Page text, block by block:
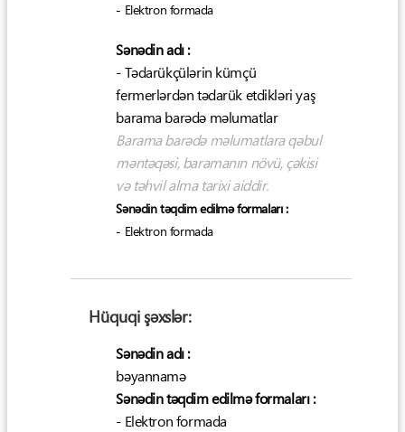
- Elektron formada
Sənədin adı :
- Tədarükçülərin kümçü
fermerlərdən tədarük etdikləri yaş
barama barədə məlumatlar
Barama barədə məlumatlara qəbul
məntəqəsi, baramanın növü, çəkisi
və təhvil alma tarixi aiddir.
Sənədin təqdim edilmə formaları :
- Elektron formada
Hüquqi şəxslər:
Sənədin adı :
bəyannamə
Sənədin təqdim edilmə formaları :
- Elektron formada